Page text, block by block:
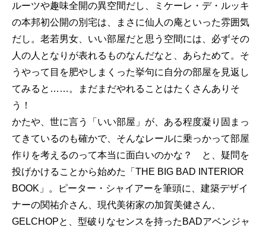
ルーツや趣味全開の異空間だし、ミケーレ・デ・ルッキ
の本邦初公開の別宅は、まさに仙人の庵といった雰囲気
だし。老若男女、いい部屋だと思う空間には、必ずその
人の人となりが表れるものなんだなと、あらためて。そ
うやって目を肥やしまくった挙句に自分の部屋を見返し
てみると……。まだまだやれることはたくさんありそ
う！
かたや、世に言う「いい部屋」が、ある程度凝り固まっ
てきているのも確かで、そんなレールに乗っかって部屋
作りを考えるのって本当に面白いのかな？ と、疑問を
投げかけることから始めた「THE BIG BAD INTERIOR
BOOK」。ピーター・シャイアーを筆頭に、建築デザイ
ナーの関祐介さん、現代美術家の加賀美健さん、
GELCHOPと、型破りなセンスを持ったBADアベンジャ